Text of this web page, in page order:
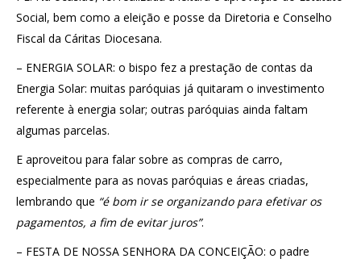
Social, bem como a eleição e posse da Diretoria e Conselho
Fiscal da Cáritas Diocesana.
– ENERGIA SOLAR: o bispo fez a prestação de contas da
Energia Solar: muitas paróquias já quitaram o investimento
referente à energia solar; outras paróquias ainda faltam
algumas parcelas.
E aproveitou para falar sobre as compras de carro,
especialmente para as novas paróquias e áreas criadas,
lembrando que “é bom ir se organizando para efetivar os
pagamentos, a fim de evitar juros”.
– FESTA DE NOSSA SENHORA DA CONCEIÇÃO: o padre